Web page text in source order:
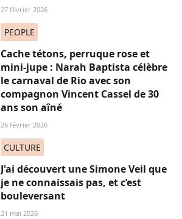
27 février 2026
PEOPLE
Cache tétons, perruque rose et
mini-jupe : Narah Baptista célèbre
le carnaval de Rio avec son
compagnon Vincent Cassel de 30
ans son aîné
26 février 2026
CULTURE
J'ai découvert une Simone Veil que
je ne connaissais pas, et c’est
bouleversant
21 mai 2026